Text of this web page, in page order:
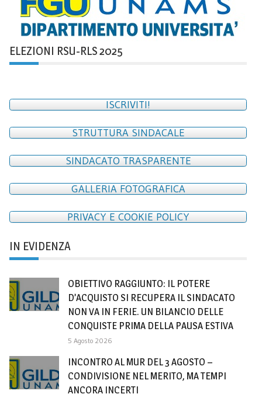
ELEZIONI RSU-RLS 2025
ISCRIVITI!
STRUTTURA SINDACALE
SINDACATO TRASPARENTE
GALLERIA FOTOGRAFICA
PRIVACY E COOKIE POLICY
IN EVIDENZA
OBIETTIVO RAGGIUNTO: IL POTERE
D’ACQUISTO SI RECUPERA IL SINDACATO
NON VA IN FERIE. UN BILANCIO DELLE
CONQUISTE PRIMA DELLA PAUSA ESTIVA
5 Agosto 2026
INCONTRO AL MUR DEL 3 AGOSTO –
CONDIVISIONE NEL MERITO, MA TEMPI
ANCORA INCERTI